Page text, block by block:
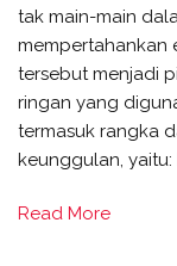
tak main-main
mempertahankan
tersebut menjadi
ringan yang
termasuk rangka
keunggulan,
Read More